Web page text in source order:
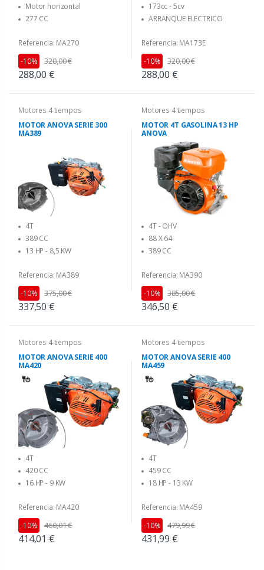
Motor horizontal
277 CC
Referencia: MA270
288,00 €
-10% 320,00 €
173cc - 5cv
ARRANQUE ELECTRICO
Referencia: MA173E
288,00 €
-10% 320,00 €
Motores 4 tiempos
MOTOR ANOVA SERIE 300
MA389
4T
389 CC
13 HP - 8,5 KW
Referencia: MA389
337,50 €
-10% 375,00 €
Motores 4 tiempos
MOTOR 4T GASOLINA 13 HP
ANOVA
4T - OHV
88 X 64
389 CC
Referencia: MA390
346,50 €
-10% 385,00 €
Motores 4 tiempos
MOTOR ANOVA SERIE 400
MA420
4T
420 CC
16 HP - 9 KW
Referencia: MA420
414,01 €
-10% 460,01 €
Motores 4 tiempos
MOTOR ANOVA SERIE 400
MA459
4T
459 CC
18 HP - 13 KW
Referencia: MA459
431,99 €
-10% 479,99 €